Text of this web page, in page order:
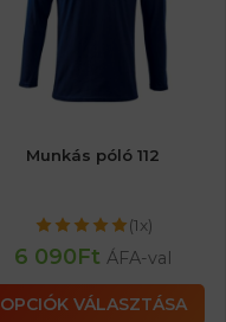
Munkás póló 112
(1x)
6 090Ft ÁFA-val
OPCIÓK VÁLASZTÁSA